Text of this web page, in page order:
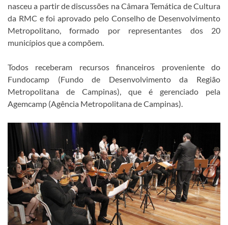
nasceu a partir de discussões na Câmara Temática de Cultura
da RMC e foi aprovado pelo Conselho de Desenvolvimento
Metropolitano, formado por representantes dos 20
municípios que a compõem.
Todos receberam recursos financeiros proveniente do
Fundocamp (Fundo de Desenvolvimento da Região
Metropolitana de Campinas), que é gerenciado pela
Agemcamp (Agência Metropolitana de Campinas).